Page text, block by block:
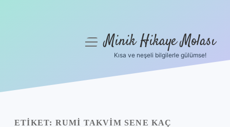
Yasal Uyarı
menüyüMinik Hikaye Molası
Kısa ve neşeli bilgilerle gülümse!
ETIKET: RUMI TAKVIM SENE KAÇ